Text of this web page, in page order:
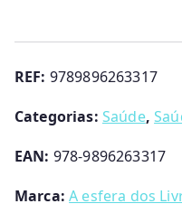
de
Mário
REF: 9789896263317
Categorias: Saúde,
EAN: 978-9896263317
Marca:A esfera dos